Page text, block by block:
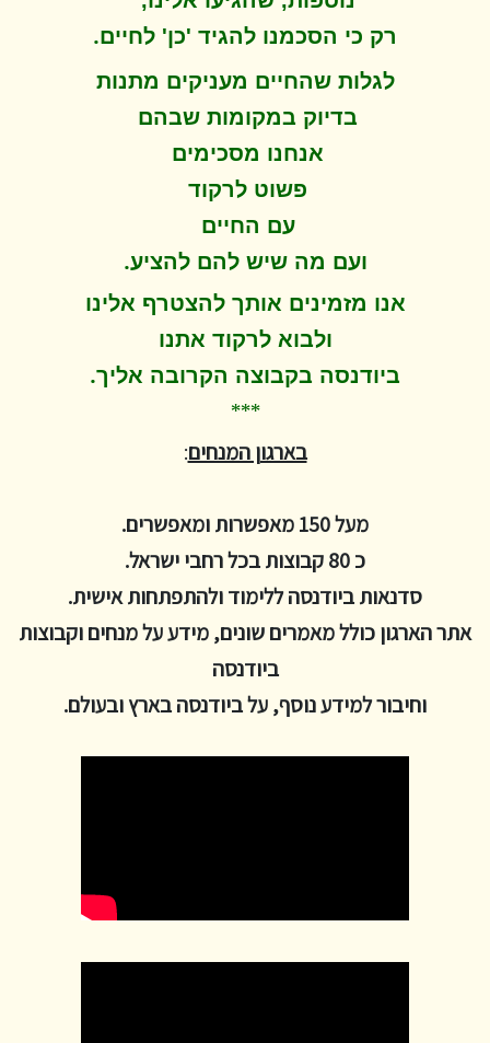
רק כי הסכמנו להגיד 'כן' לחיים.
לגלות שהחיים מעניקים מתנות
בדיוק במקומות שבהם
אנחנו מסכימים
פשוט לרקוד
עם החיים
ועם מה שיש להם להציע.
אנו מזמינים אותך להצטרף אלינו
ולבוא לרקוד אתנו
ביודנסה בקבוצה הקרובה אליך.
***
בארגון המנחים:
מעל 150 מאפשרות ומאפשרים.
כ 80 קבוצות בכל רחבי ישראל.
סדנאות ביודנסה ללימוד ולהתפתחות אישית.
אתר הארגון כולל מאמרים שונים, מידע על מנחים וקבוצות
ביודנסה
וחיבור למידע נוסף, על ביודנסה בארץ ובעולם.